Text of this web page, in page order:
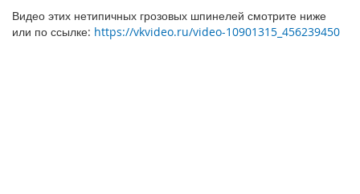
Видео этих нетипичных грозовых шпинелей смотрите ниже
или по ссылке: https://vkvideo.ru/video-10901315_456239450